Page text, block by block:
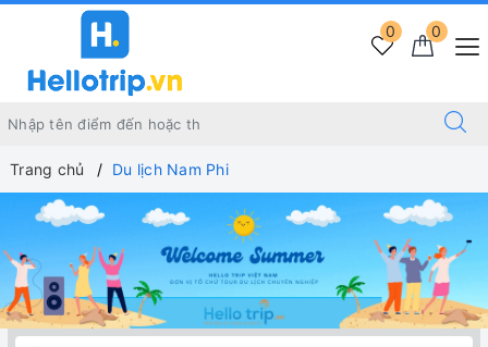
0
0
Trang chủ Du lịch Nam Phi